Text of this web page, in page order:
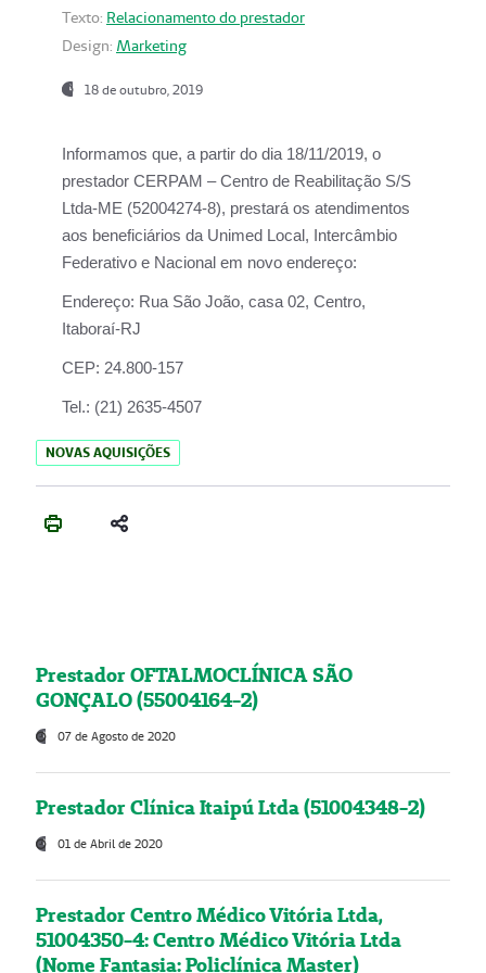
Texto: Relacionamento do prestador
Design: Marketing
18 de outubro, 2019
Informamos que, a partir do dia 18/11/2019, o
prestador CERPAM – Centro de Reabilitação S/S
Ltda-ME (52004274-8), prestará os atendimentos
aos beneficiários da Unimed Local, Intercâmbio
Federativo e Nacional em novo endereço:
Endereço: Rua São João, casa 02, Centro,
Itaboraí-RJ
CEP: 24.800-157
Tel.: (21) 2635-4507
NOVAS AQUISIÇÕES
Prestador OFTALMOCLÍNICA SÃO
GONÇALO (55004164-2)
07 de Agosto de 2020
Prestador Clínica Itaipú Ltda (51004348-2)
01 de Abril de 2020
Prestador Centro Médico Vitória Ltda,
51004350-4: Centro Médico Vitória Ltda
(Nome Fantasia: Policlínica Master)